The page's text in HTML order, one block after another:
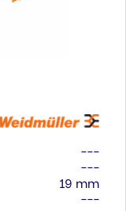
---
---
19 mm
---